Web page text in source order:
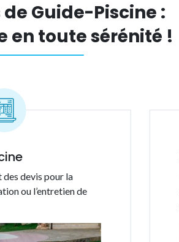
Guide-Piscine :
en toute sérénité !
devis pour la
ou l’entretien de